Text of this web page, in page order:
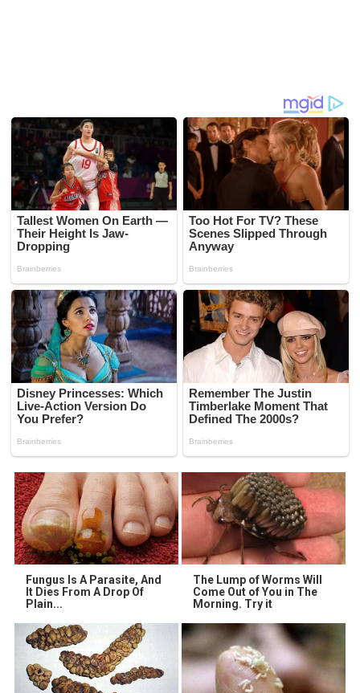
Fungus Is A Parasite, And
It Dies From A Drop Of
Plain...
The Lump of Worms Will
Come Out of You in The
Morning. Try it